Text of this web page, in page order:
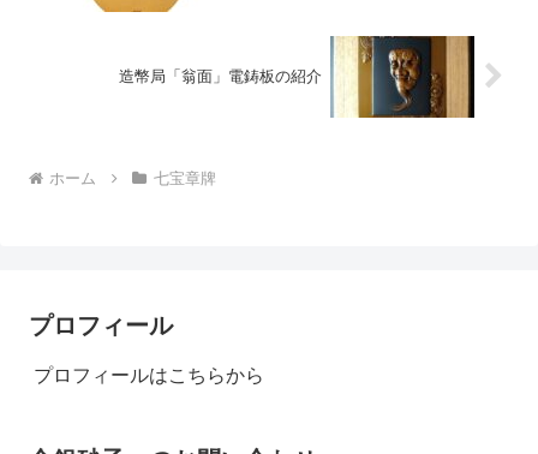
造幣局「翁面」電鋳板の紹介
ホーム 七宝章牌
プロフィール
プロフィールはこちらから